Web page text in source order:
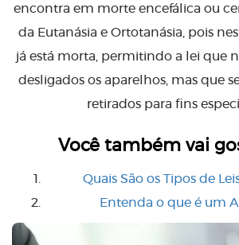
encontra em morte encefálica ou
da Eutanásia e Ortotanásia, pois
já está morta, permitindo a lei que
desligados os aparelhos, mas que
retirados para fins
Você também vai
Quais São os Tipos de
Entenda o que é um